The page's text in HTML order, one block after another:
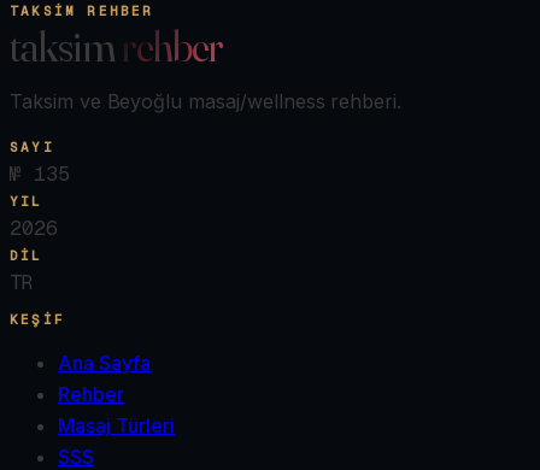
TAKSIM REHBER
taksimrehber
Taksim ve Beyoğlu masaj/wellness rehberi.
SAYI
№ 135
YIL
2026
DIL
TR
KEŞIF
Ana Sayfa
Rehber
Masaj Türleri
SSS